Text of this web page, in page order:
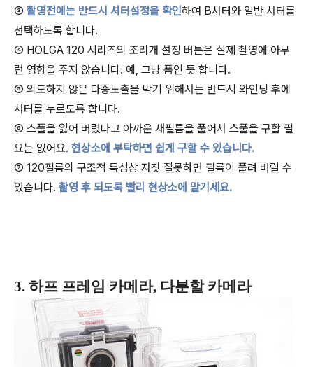
③ 촬영전에는 반드시 셔터설정을 확인하여 B셔터와 일반 셔터를
선택하도록 합니다.
④ HOLGA 120 시리즈의 조리개 설정 버튼은 실제 촬영에 아무
런 영향을 주지 않습니다. 예, 그냥 폼인 듯 합니다.
⑤ 의도하지 않은 다중노출을 막기 위해서는 반드시 와인딩 후에
셔터를 누르도록 합니다.
⑥ 스풀을 잃어 버렸다고 아까운 새필름을 풀어서 스풀을 구할 필
요는 없어요. 현상소에 부탁하면 쉽게 구할 수 있습니다.
⑦ 120필름의 구조적 특성상 자칫 잘못하면 필름이 풀려 버릴 수
있습니다. 촬영 후 되도록 빨리 현상소에 맡기세요.
3. 하프 프레임 카메라, 다분할 카메라